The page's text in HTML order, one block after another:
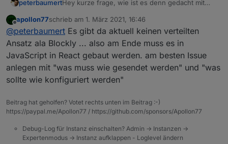
peterbaumertHey kurze frage, wie ist es denn gedacht mit
gibt es ja zum Beispiel die Telegram action.
Müsst ihr das immer implementieren oder sollen
das die Adapter bereitstellen?
Offline
apollon77schrieb am 1. März 2021, 16:46
zuletzt editiert von
@peterbaumert Es gibt da aktuell keinen verteilten
Ansatz ala Blockly ... also am Ende muss es in
JavaScript in React gebaut werden. am besten Issue
anlegen mit "was muss wie gesendet werden" und "was
sollte wie konfiguriert werden"
Beitrag hat geholfen? Votet rechts unten im Beitrag :-)
https://paypal.me/Apollon77 / https://github.com/sponsors/Apollon77
Debug-Log für Instanz einschalten? Admin -> Instanzen ->
Expertenmodus -> Instanz aufklappen - Loglevel ändern